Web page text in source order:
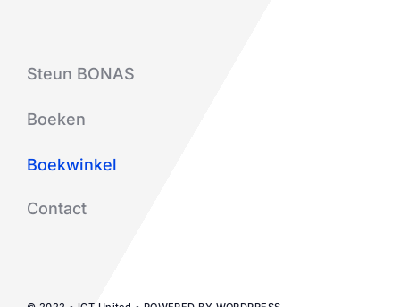
Steun BONAS
Boeken
Boekwinkel
Contact